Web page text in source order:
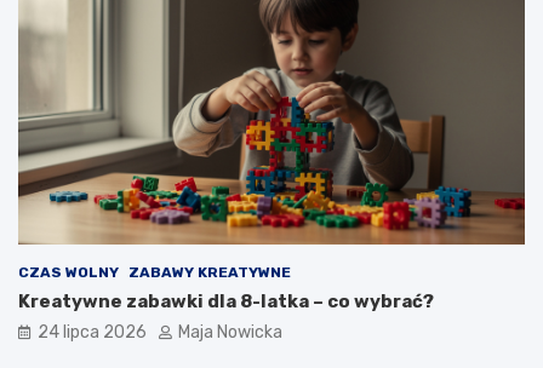
CZAS WOLNY ZABAWY KREATYWNE
Kreatywne zabawki dla 8-latka – co wybrać?
24 lipca 2026 Maja Nowicka